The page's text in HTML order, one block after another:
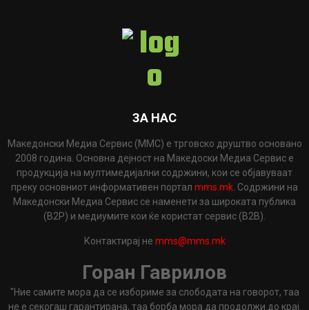
ЗА НАС
Македонски Медиа Сервис (ММС) е трговско друштво основано
2008 година. Основна дејност на Македоски Медиа Сервис е
продукција на мултимедијални содржини, кои се објавуваат
преку основниот информативен портал mms.mk . Содржини на
Македонски Медиа Сервис се наменети за широката публика
(B2P) и медиумите кои ќе користат сервис (B2B).
Контактирај не mms@mms.mk
Горан Гаврилов
"Ние самите мора да се избориме за слободата на говорот, таа
не е секогаш гарантирана, таа борба мора да продолжи до крај.